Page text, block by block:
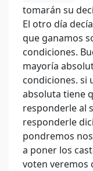
tomarán su
El otro día
que ganamos
condiciones.
mayoría
condiciones. si
absoluta tiene
responderle al
responderle
pondremos
a poner los
voten veremos